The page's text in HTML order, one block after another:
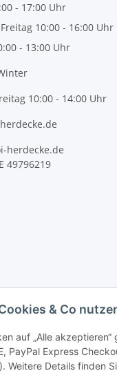
& Co
auf „Alle
PayPal Express
Weitere Details finden
- 17:00 Uhr
10:00 - 16:00 Uhr
- 13:00 Uhr
10:00 - 14:00 Uhr
herdecke.de
49796219
widerrufen